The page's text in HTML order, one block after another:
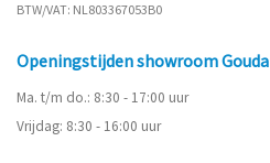
BTW/VAT: NL803367053B0
Openingstijden showroom Gouda
Ma. t/m do.: 8:30 - 17:00 uur
Vrijdag: 8:30 - 16:00 uur